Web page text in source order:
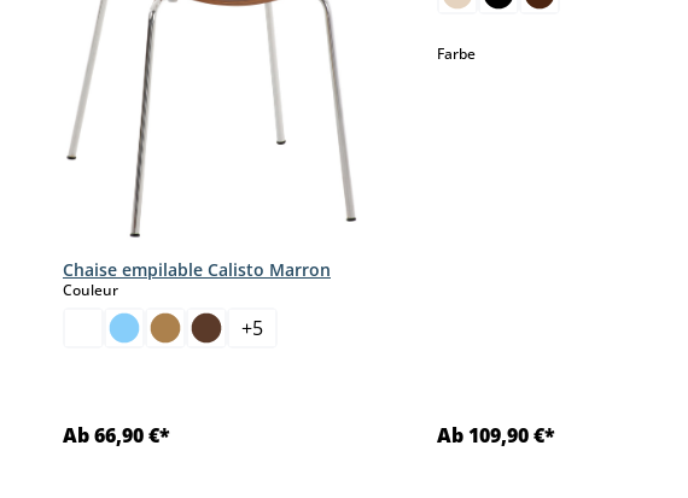
Chaise empilable Calisto Marron
Couleurselect
+5
Ab 66,90 €*
Farbeselect
Ab 109,90 €*